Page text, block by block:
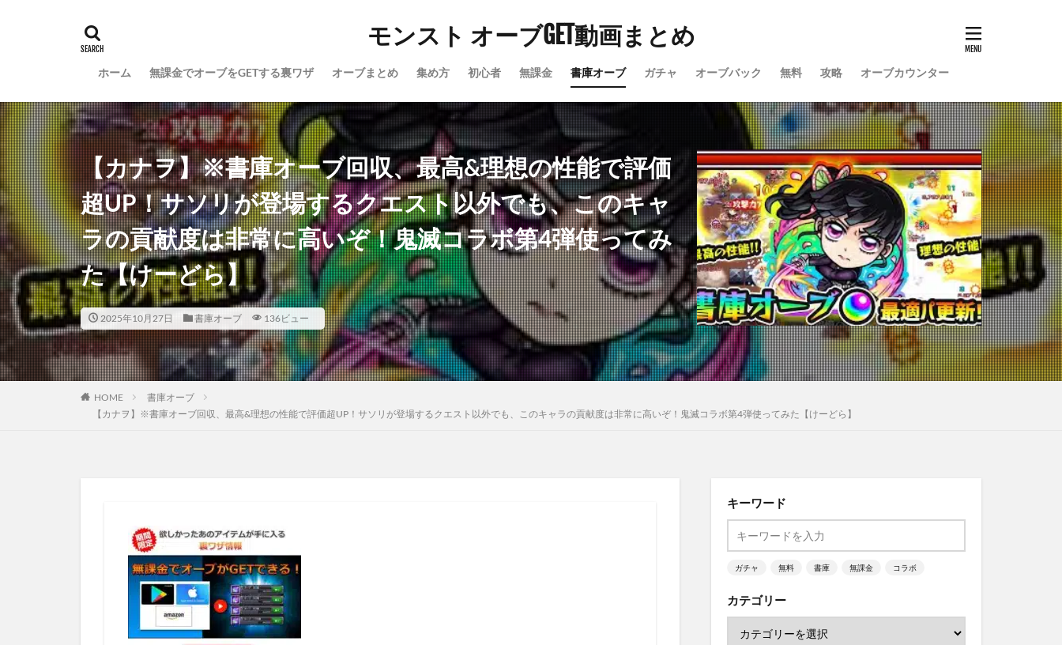
モンスト オーブGET動画まとめ
ホーム 無課金でオーブをGETする裏ワザ オーブまとめ 集め方 初心者 無課金 書庫オーブ ガチャ オーブバック 無料 攻略 オーブカウンター
【カナヲ】※書庫オーブ回収、最高&理想の性能で評価
超UP！サソリが登場するクエスト以外でも、このキャ
ラの貢献度は非常に高いぞ！鬼滅コラボ第4弾使ってみ
た【けーどら】
2025年10月27日 書庫オーブ 136ビュー
HOME
書庫オーブ
【カナヲ】※書庫オーブ回収、最高&理想の性能で評価超UP！サソリが登場するクエスト以外でも、このキャラの貢献度は非常に高いぞ！鬼滅コラボ第4弾使ってみた【けーどら】
キーワード
ガチャ 無料 書庫 無課金 コラボ
カテゴリー